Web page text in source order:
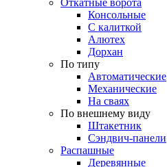
Консольные
С калиткой
Алютех
Дорхан
По типу
Автоматические
Механические
На сваях
По внешнему виду
Штакетник
Сэндвич-панели
Распашные
Деревянные